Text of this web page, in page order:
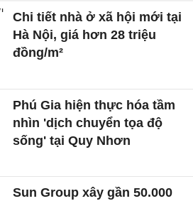
Chi tiết nhà ở xã hội mới tại
Hà Nội, giá hơn 28 triệu
đồng/m²
Phú Gia hiện thực hóa tầm
nhìn 'dịch chuyển tọa độ
sống' tại Quy Nhơn
Sun Group xây gần 50.000